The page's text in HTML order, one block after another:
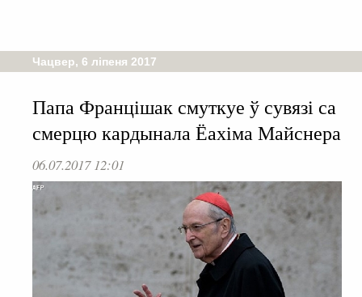
Чацвер, 6 ліпеня 2017
Папа Францішак смуткуе ў сувязі са
смерцю кардынала Ёахіма Майснера
06.07.2017 12:01